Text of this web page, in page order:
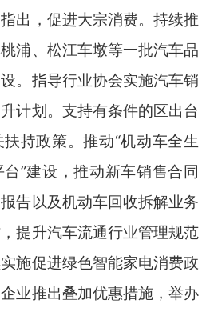
出，促进大宗消费。持续推
浦、松江车墩等一批汽车品
。指导行业协会实施汽车销
计划。支持有条件的区出台
持政策。推动“机动车全生
”建设，推动新车销售合同
告以及机动车回收拆解业务
提升汽车流通行业管理规范
施促进绿色智能家电消费政
业推出叠加优惠措施，举办